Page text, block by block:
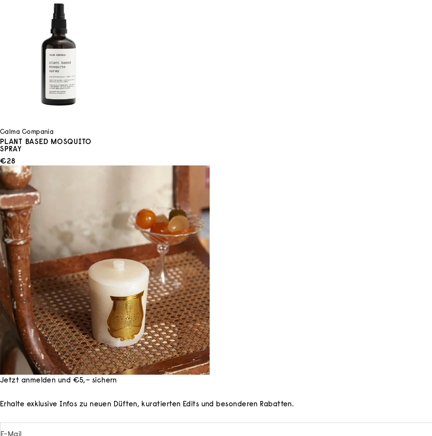
Calma Compania
PLANT BASED MOSQUITO
SPRAY
ANGEBOT
€28
Jetzt anmelden und €5,– sichern
Erhalte exklusive Infos zu neuen Düften, kuratierten Edits und besonderen Rabatten.